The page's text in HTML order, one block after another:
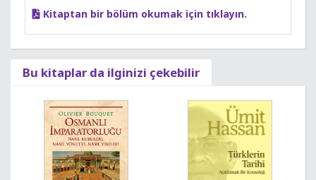
Kitaptan bir bölüm okumak için tıklayın.
Bu kitaplar da ilginizi çekebilir